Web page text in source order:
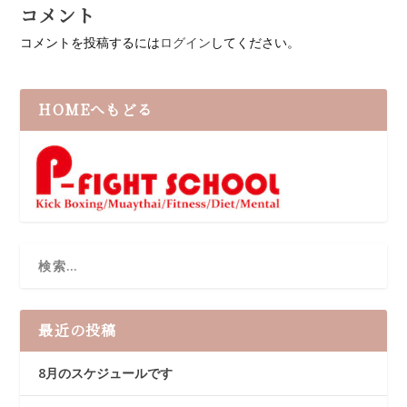
コメント
コメントを投稿するにはログイン してください。
HOMEへもどる
最近の投稿
8月のスケジュールです